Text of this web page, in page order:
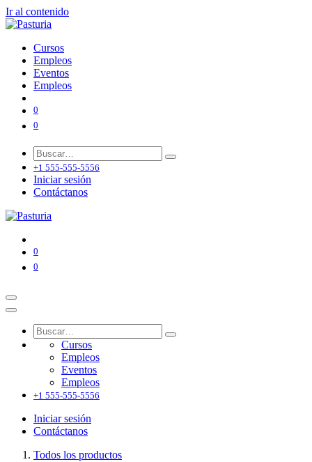
Ir al contenido
Cursos
Empleos
Eventos
Empleos
0
0
+1 555-555-5556
Iniciar sesión
Contáctanos
0
0
Cursos
Empleos
Eventos
Empleos
+1 555-555-5556
Iniciar sesión
Contáctanos
Todos los productos